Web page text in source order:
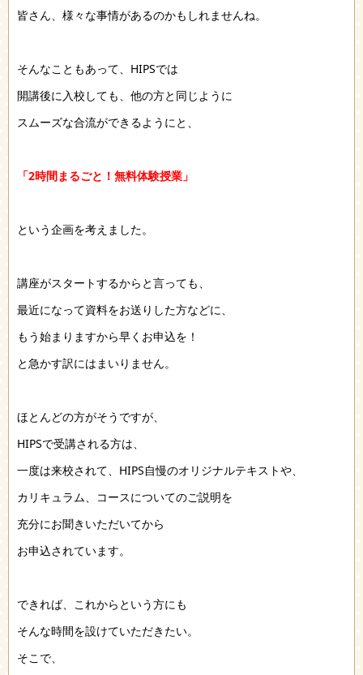
皆さん、様々な事情があるのかもしれませんね。
そんなこともあって、HIPSでは
開講後に入校しても、他の方と同じように
スムーズな合流ができるようにと、
「2時間まるごと！無料体験授業」
という企画を考えました。
講座がスタートするからと言っても、
最近になって資料をお送りした方などに、
もう始まりますから早くお申込を！
と急かす訳にはまいりません。
ほとんどの方がそうですが、
HIPSで受講される方は、
一度は来校されて、HIPS自慢のオリジナルテキストや、
カリキュラム、コースについてのご説明を
充分にお聞きいただいてから
お申込されています。
できれば、これからという方にも
そんな時間を設けていただきたい。
そこで、